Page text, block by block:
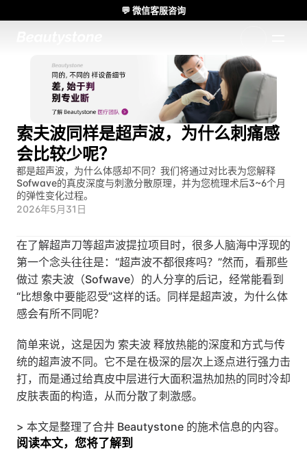
索夫波同样是超声波，为什么刺痛感
会比较少呢？
都是超声波，为什么体感却不同？我们将通过对比表为您解释
Sofwave的真皮深度与刺激分散原理，并为您梳理术后3~6个月
的弹性变化过程。
2026年5月31日
在了解超声刀等超声波提拉项目时，很多人脑海中浮现的
第一个念头往往是：“超声波不都很疼吗？”然而，看那些
做过 索夫波（Sofwave）的人分享的后记，经常能看到
“比想象中要能忍受”这样的话。同样是超声波，为什么体
感会有所不同呢？
简单来说，这是因为 索夫波 释放热能的深度和方式与传
统的超声波不同。它不是在极深的层次上逐点进行强力击
打，而是通过给真皮中层进行大面积温热加热的同时冷却
皮肤表面的构造，从而分散了刺激感。
> 本文是整理了合井 Beautystone 的施术信息的内容。
阅读本文，您将了解到
💬 微信客服咨询
🌸 Beautystone诊所出席 Meditox 曼谷 Cadaver workshop 🌸